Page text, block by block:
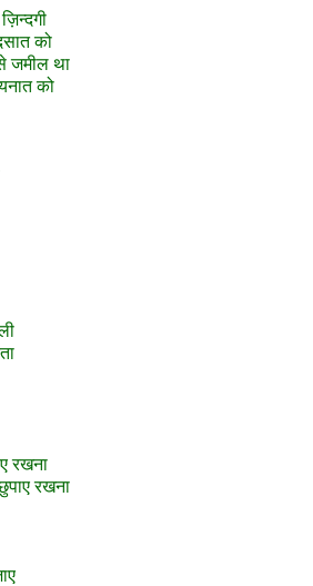
को
जमील था
को
रखना
रखना